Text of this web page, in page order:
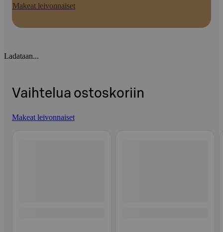
Makeat leivonnaiset
Ladataan...
Vaihtelua ostoskoriin
Makeat leivonnaiset